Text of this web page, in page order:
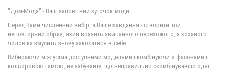
420.00грн.
"Дом-Мода" - Ваш заповітний куточок моди.
Перед Вами численний вибір, а Ваше завдання - створити той
неповторний образ, який вразить звичайного перехожого, а коханого
чоловіка змусить знову закохатися в себе.
Вибираючи між усіма доступними моделями і комбінуючи з фасонами і
кольоровою гамою, не забувайте, що неправильно скомбінувавши одяг,